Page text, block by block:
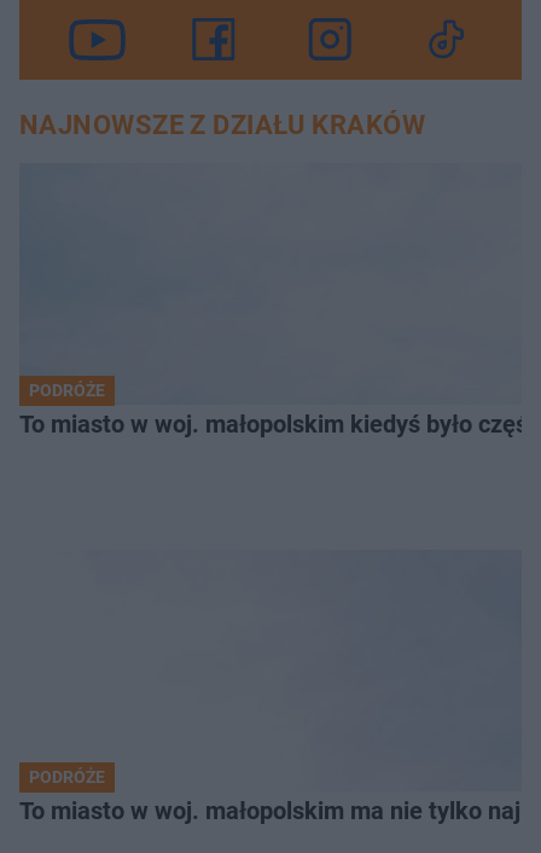
NAJNOWSZE Z DZIAŁU KRAKÓW
PODRÓŻE
To miasto w woj. małopolskim kiedyś było
PODRÓŻE
To miasto w woj. małopolskim ma nie tylko